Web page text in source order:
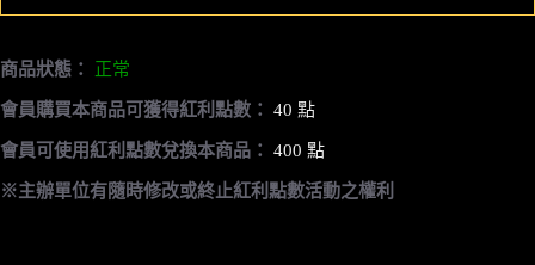
商品狀態： 正常
會員購買本商品可獲得紅利點數： 40 點
會員可使用紅利點數兌換本商品： 400 點
※主辦單位有隨時修改或終止紅利點數活動之權利